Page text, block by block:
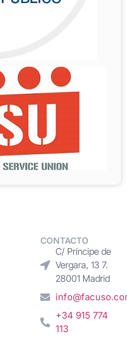
CONTACTO
C/ Príncipe de
Vergara, 13 7.
28001 Madrid
+34 915 774
113